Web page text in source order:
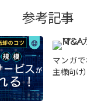
参考記事
マンガ
主様向け）